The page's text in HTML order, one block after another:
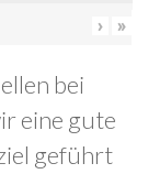
› »
bei
eine gute
geführt